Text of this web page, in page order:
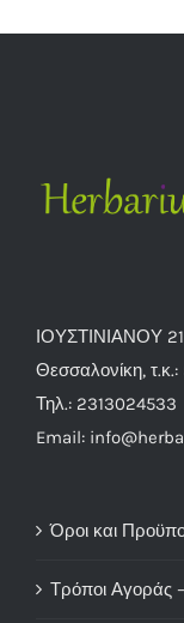
ΙΟΥΣΤΙΝΙΑΝΟΥ 21
Θεσσαλονίκη, τ.κ.:
Τηλ.: 2313024533
Email:
Όροι και
Τρόποι Αγοράς